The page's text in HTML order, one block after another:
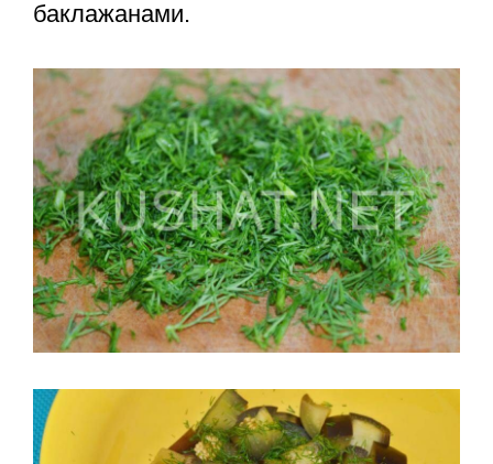
баклажанами.